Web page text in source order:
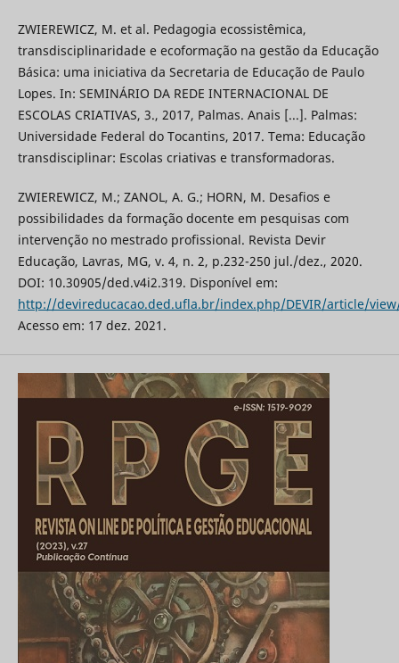
ZWIEREWICZ, M. et al. Pedagogia ecossistêmica,
transdisciplinaridade e ecoformação na gestão da Educação
Básica: uma iniciativa da Secretaria de Educação de Paulo
Lopes. In: SEMINÁRIO DA REDE INTERNACIONAL DE
ESCOLAS CRIATIVAS, 3., 2017, Palmas. Anais [...]. Palmas:
Universidade Federal do Tocantins, 2017. Tema: Educação
transdisciplinar: Escolas criativas e transformadoras.
ZWIEREWICZ, M.; ZANOL, A. G.; HORN, M. Desafios e
possibilidades da formação docente em pesquisas com
intervenção no mestrado profissional. Revista Devir
Educação, Lavras, MG, v. 4, n. 2, p.232-250 jul./dez., 2020.
DOI: 10.30905/ded.v4i2.319. Disponível em:
http://devireducacao.ded.ufla.br/index.php/DEVIR/article/
Acesso em: 17 dez. 2021.